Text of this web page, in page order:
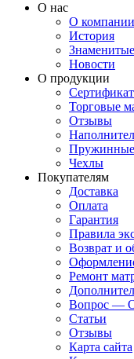
О нас
О компании
История
Новости
О продукции
Торговые
Отзывы
Чехлы
Покупателям
Доставка
Оплата
Гарантия
Правила
Возврат и
Ремонт
Вопрос —
Статьи
Отзывы
Карта сайта